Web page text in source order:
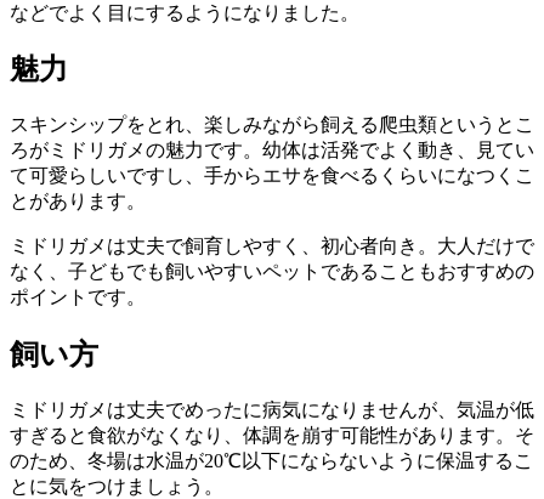
などでよく目にするようになりました。
魅力
スキンシップをとれ、楽しみながら飼える爬虫類というとこ
ろがミドリガメの魅力です。幼体は活発でよく動き、見てい
て可愛らしいですし、手からエサを食べるくらいになつくこ
とがあります。
ミドリガメは丈夫で飼育しやすく、初心者向き。大人だけで
なく、子どもでも飼いやすいペットであることもおすすめの
ポイントです。
飼い方
ミドリガメは丈夫でめったに病気になりませんが、気温が低
すぎると食欲がなくなり、体調を崩す可能性があります。そ
のため、冬場は水温が20℃以下にならないように保温するこ
とに気をつけましょう。